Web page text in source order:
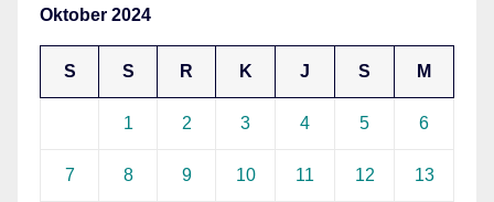
Oktober 2024
S S R K J S M
1 2 3 4 5 6
7 8 9 10 11 12 13